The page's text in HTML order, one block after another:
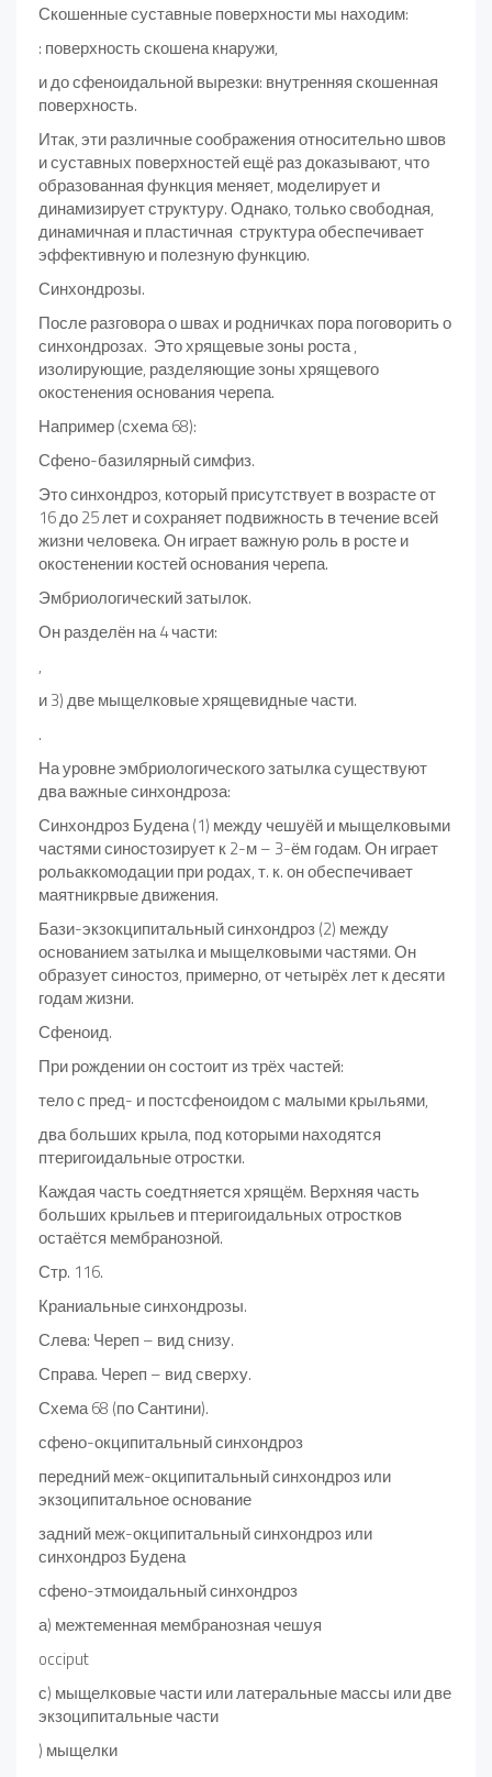
Скошенные суставные поверхности мы находим:
: поверхность скошена кнаружи,
и до сфеноидальной вырезки: внутренняя скошенная
поверхность.
Итак, эти различные соображения относительно швов
и суставных поверхностей ещё раз доказывают, что
образованная функция меняет, моделирует и
динамизирует структуру. Однако, только свободная,
динамичная и пластичная структура обеспечивает
эффективную и полезную функцию.
Синхондрозы.
После разговора о швах и родничках пора поговорить о
синхондрозах. Это хрящевые зоны роста ,
изолирующие, разделяющие зоны хрящевого
окостенения основания черепа.
Например (схема 68):
Сфено-базилярный симфиз.
Это синхондроз, который присутствует в возрасте от
16 до 25 лет и сохраняет подвижность в течение всей
жизни человека. Он играет важную роль в росте и
окостенении костей основания черепа.
Эмбриологический затылок.
Он разделён на 4 части:
,
и 3) две мыщелковые хрящевидные части.
.
На уровне эмбриологического затылка существуют
два важные синхондроза:
Синхондроз Будена (1) между чешуёй и мыщелковыми
частями синостозирует к 2-м – 3-ём годам. Он играет
рольаккомодации при родах, т. к. он обеспечивает
маятникрвые движения.
Бази-экзокципитальный синхондроз (2) между
основанием затылка и мыщелковыми частями. Он
образует синостоз, примерно, от четырёх лет к десяти
годам жизни.
Сфеноид.
При рождении он состоит из трёх частей:
тело с пред- и постсфеноидом с малыми крыльями,
два больших крыла, под которыми находятся
птеригоидальные отростки.
Каждая часть соедтняется хрящём. Верхняя часть
больших крыльев и птеригоидальных отростков
остаётся мембранозной.
Стр. 116.
Краниальные синхондрозы.
Слева: Череп – вид снизу.
Справа. Череп – вид сверху.
Схема 68 (по Сантини).
сфено-окципитальный синхондроз
передний меж-окципитальный синхондроз или
экзоципитальное основание
задний меж-окципитальный синхондроз или
синхондроз Будена
сфено-этмоидальный синхондроз
а) межтеменная мембранозная чешуя
occiput
с) мыщелковые части или латеральные массы или две
экзоципитальные части
) мыщелки